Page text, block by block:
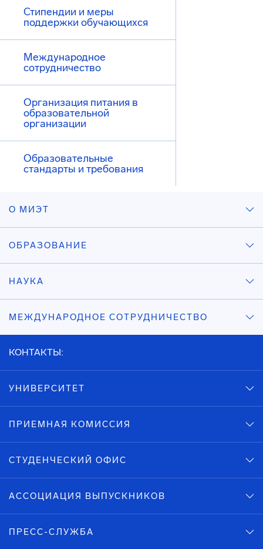
Стипендии и меры
поддержки обучающихся
Международное
сотрудничество
Организация питания в
образовательной
организации
Образовательные
стандарты и требования
О МИЭТ
ОБРАЗОВАНИЕ
НАУКА
МЕЖДУНАРОДНОЕ СОТРУДНИЧЕСТВО
КОНТАКТЫ:
УНИВЕРСИТЕТ
ПРИЕМНАЯ КОМИССИЯ
СТУДЕНЧЕСКИЙ ОФИС
АССОЦИАЦИЯ ВЫПУСКНИКОВ
ПРЕСС-СЛУЖБА